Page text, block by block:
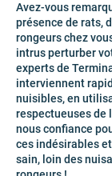
Avez-vous
présence de rats,
rongeurs chez
intrus perturber
experts de
interviennent
nuisibles, en
respectueuses de
nous confiance
ces indésirables
sain, loin des